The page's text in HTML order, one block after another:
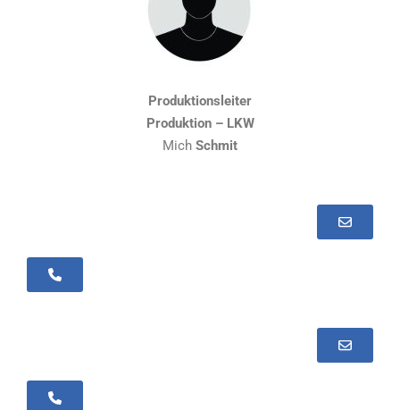
Produktionsleiter
Produktion – LKW
Mich Schmit
+352 30 99 19 - 27
+352 30 99 19 - 39